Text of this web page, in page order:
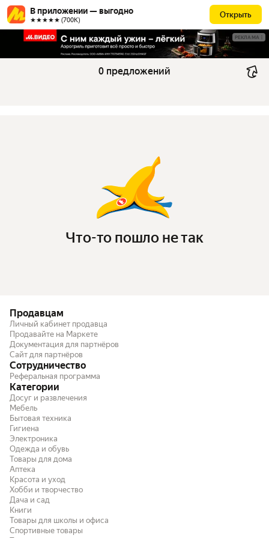
В приложении — выгодно
★★★★★ (700К)
Открыть
РЕКЛАМА
0 предложений
Что-то пошло не так
Продавцам
Личный кабинет продавца
Продавайте на Маркете
Документация для партнёров
Сайт для партнёров
Сотрудничество
Реферальная программа
Категории
Досуг и развлечения
Мебель
Бытовая техника
Гигиена
Электроника
Одежда и обувь
Товары для дома
Аптека
Красота и уход
Хобби и творчество
Дача и сад
Книги
Товары для школы и офиса
Спортивные товары